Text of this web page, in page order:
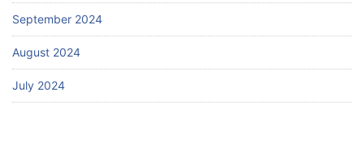
September 2024
August 2024
July 2024